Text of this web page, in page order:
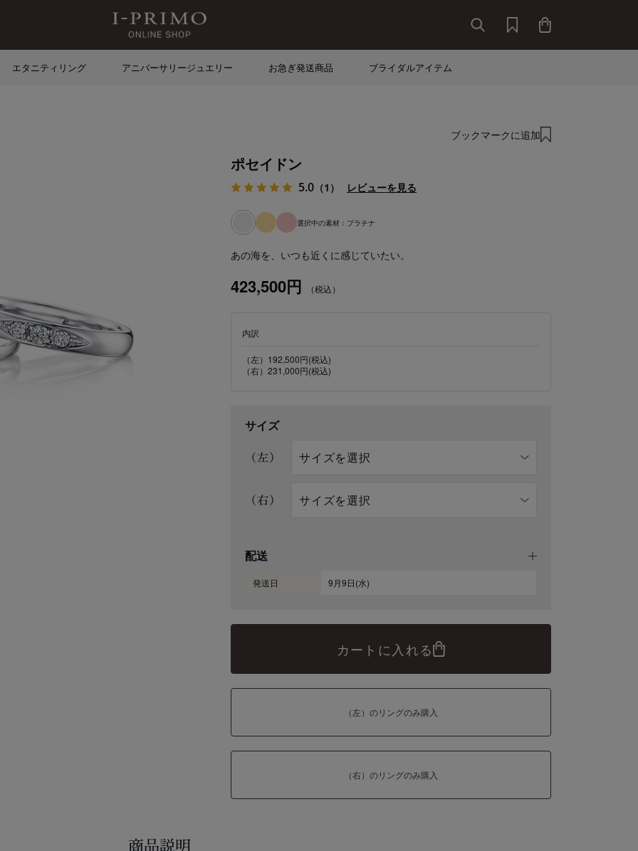
エタニティリング アニバーサリージュエリー お急ぎ発送商品 ブライダルアイテム
ブックマークに追加
ポセイドン
5.0 （1） レビューを見る
選択中の素材： プラチナ
あの海を、いつも近くに感じていたい。
423,500円
内訳
（左）192,500円(税込)
（右）231,000円(税込)
サイズ
（左）
（右）
配送
発送日 9月9日(水)
カートに入れる
（左）のリングのみ購入
（右）のリングのみ購入
商品説明